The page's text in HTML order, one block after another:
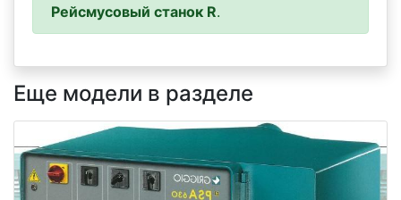
Рейсмусовый станок R.
Еще модели в разделе